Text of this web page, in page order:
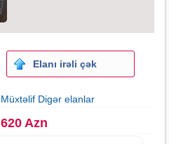
Elanı irəli çək
Müxtəlif Digər elanlar
620 Azn